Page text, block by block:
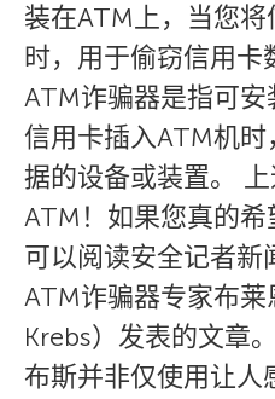
装在ATM上，当您
时，用于偷窃信用卡
ATM诈骗器是指可
信用卡插入ATM机
据的设备或装置。
ATM！如果您真的
可以阅读安全记者新
ATM诈骗器专家布
Krebs）发表的文章
布斯并非仅使用让人